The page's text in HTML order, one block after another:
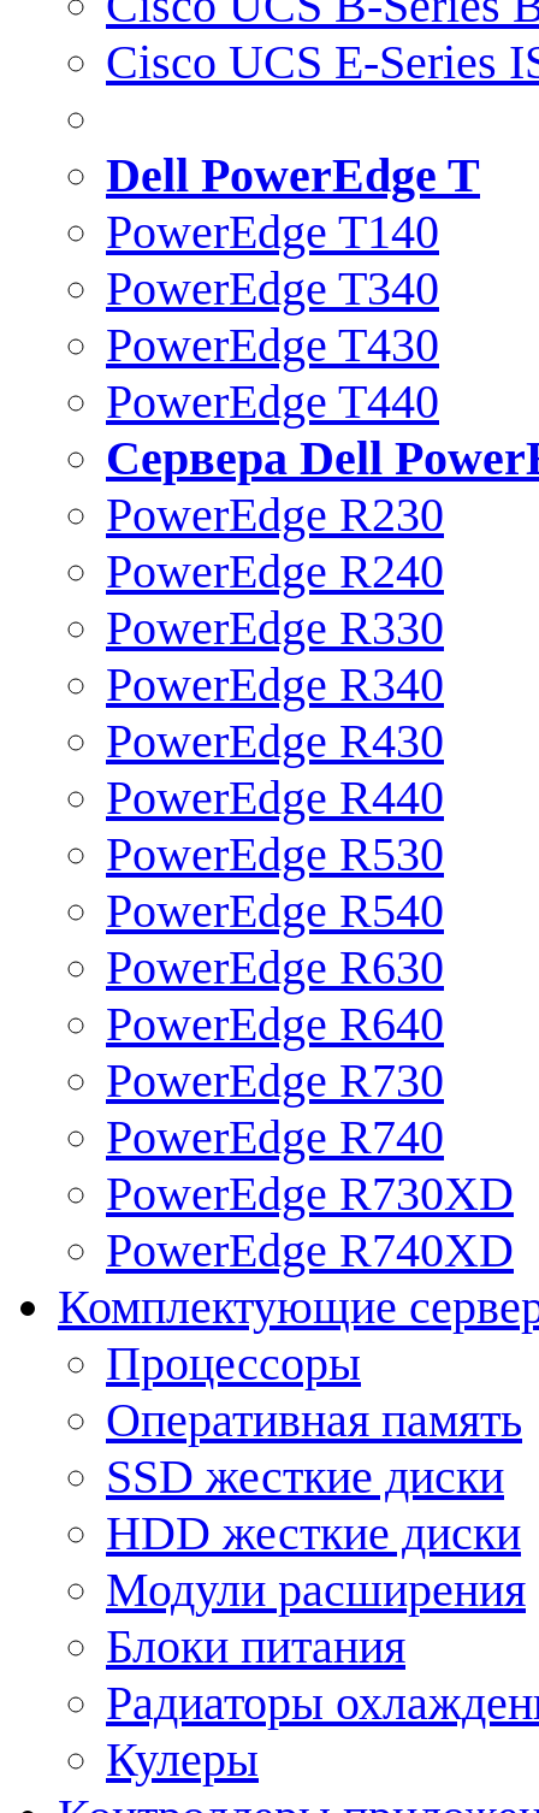
Cisco UCS E-Series
Dell PowerEdge T
PowerEdge T140
PowerEdge T340
PowerEdge T430
PowerEdge T440
Сервера Dell
PowerEdge R230
PowerEdge R240
PowerEdge R330
PowerEdge R340
PowerEdge R430
PowerEdge R440
PowerEdge R530
PowerEdge R540
PowerEdge R630
PowerEdge R640
PowerEdge R730
PowerEdge R740
PowerEdge R730XD
PowerEdge R740XD
Комплектующие
Процессоры
Оперативная память
SSD жесткие диски
HDD жесткие диски
Модули расширения
Блоки питания
Радиаторы
Кулеры